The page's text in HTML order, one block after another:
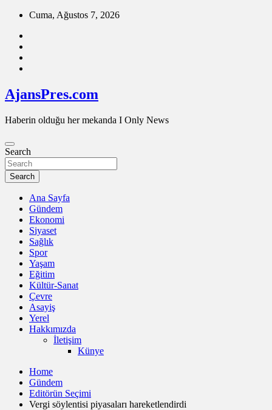
Skip
content
Cuma, Ağustos 7, 2026
AjansPres.com
Haberin olduğu her mekanda I Only News
Search
Search
Ana Sayfa
Gündem
Ekonomi
Siyaset
Sağlık
Spor
Yaşam
Eğitim
Kültür-Sanat
Çevre
Asayiş
Yerel
Hakkımızda
İletişim
Künye
Home
Gündem
Editörün Seçimi
Vergi söylentisi piyasaları hareketlendirdi